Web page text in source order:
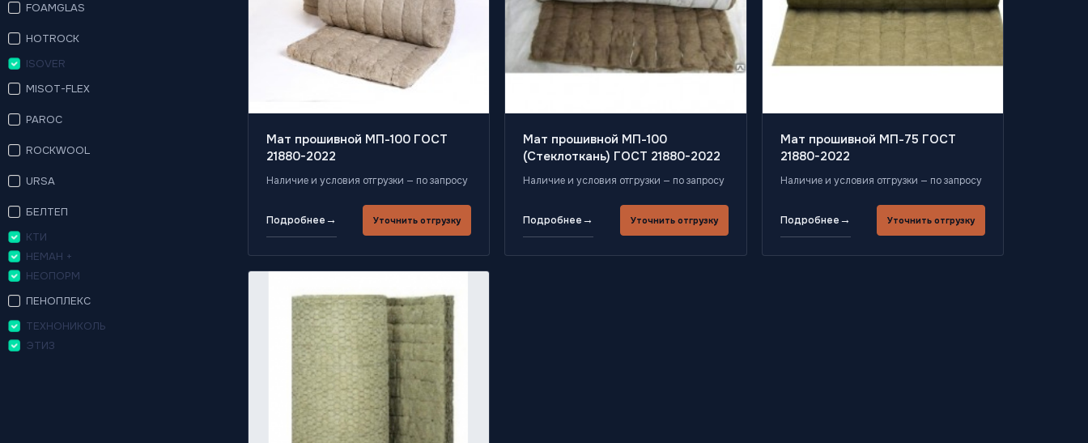
FOAMGLAS
HOTROCK
ISOVER
MISOT-FLEX
PAROC
ROCKWOOL
URSA
БЕЛТЕП
КТИ
НЕМАН +
НЕОПОРМ
ПЕНОПЛЕКС
ТЕХНОНИКОЛЬ
ЭТИЗ
Мат прошивной МП-100 ГОСТ
21880-2022
Наличие и условия отгрузки — по запросу
Подробнее→ Уточнить отгрузку
Мат прошивной МП-100
(Стеклоткань) ГОСТ 21880-2022
Наличие и условия отгрузки — по запросу
Подробнее→ Уточнить отгрузку
Мат прошивной МП-75 ГОСТ
21880-2022
Наличие и условия отгрузки — по запросу
Подробнее→ Уточнить отгрузку